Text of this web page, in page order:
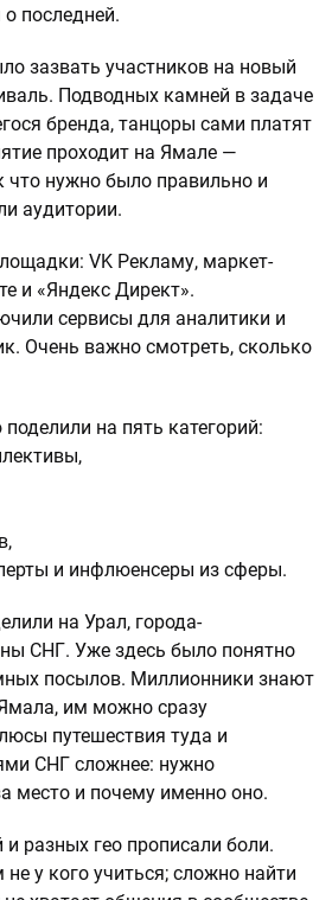
последней.
зазвать участников на новый
Подводных камней в задаче
бренда, танцоры сами платят
проходит на Ямале —
что нужно было правильно и
аудитории.
VK Рекламу, маркет-
и «Яндекс Директ».
сервисы для аналитики и
Очень важно смотреть, сколько
на пять категорий:
и инфлюенсеры из сферы.
на Урал, города-
СНГ. Уже здесь было понятно
посылов. Миллионники знают
им можно сразу
путешествия туда и
СНГ сложнее: нужно
место и почему именно оно.
разных гео прописали боли.
у кого учиться; сложно найти